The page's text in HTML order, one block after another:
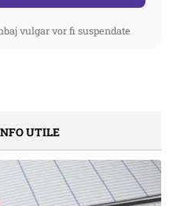
vulgar vor fi suspendate
UTILE